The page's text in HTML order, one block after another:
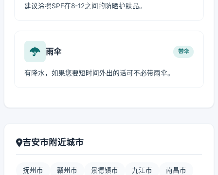
建议涂擦SPF在8-12之间的防晒护肤品。
雨伞 带伞
有降水，如果您要短时间外出的话可不必带雨伞。
吉安市附近城市
抚州市 赣州市 景德镇市 九江市 南昌市